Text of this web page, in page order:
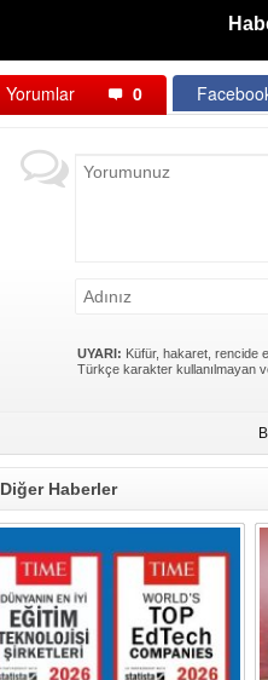
Yorumlar 0
UYARI: Küfür, hakaret, rencide
Türkçe karakter kullanılmayan
Diğer Haberler